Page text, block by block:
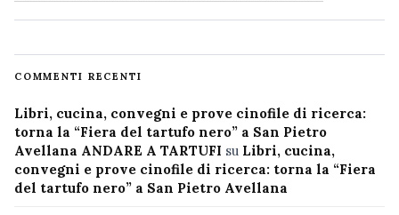
COMMENTI RECENTI
Libri, cucina, convegni e prove cinofile di ricerca:
torna la “Fiera del tartufo nero” a San Pietro
Avellana ANDARE A TARTUFI su Libri, cucina,
convegni e prove cinofile di ricerca: torna la “Fiera
del tartufo nero” a San Pietro Avellana